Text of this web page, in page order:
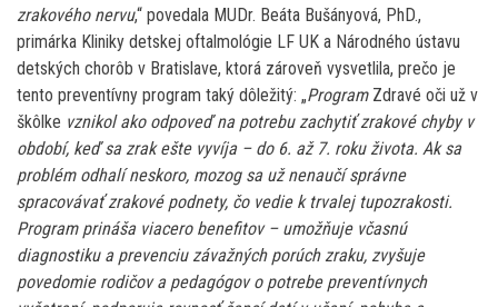
zrakového nervu,“ povedala MUDr. Beáta Bušányová, PhD.,
primárka Kliniky detskej oftalmológie LF UK a Národného ústavu
detských chorôb v Bratislave, ktorá zároveň vysvetlila, prečo je
tento preventívny program taký dôležitý: „Program Zdravé oči už v
škôlke vznikol ako odpoveď na potrebu zachytiť zrakové chyby v
období, keď sa zrak ešte vyvíja – do 6. až 7. roku života. Ak sa
problém odhalí neskoro, mozog sa už nenaučí správne
spracovávať zrakové podnety, čo vedie k trvalej tupozrakosti.
Program prináša viacero benefitov – umožňuje včasnú
diagnostiku a prevenciu závažných porúch zraku, zvyšuje
povedomie rodičov a pedagógov o potrebe preventívnych